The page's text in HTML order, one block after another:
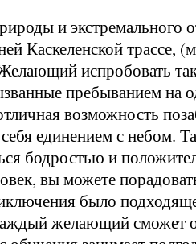
и экстремального
Каскеленской трассе,
испробовать
пребыванием на
возможность
единением с небом.
бодростью и
вы можете
было
желающий сможет